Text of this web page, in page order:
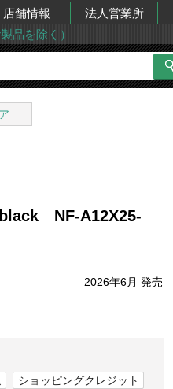
店舗情報 法人営業所
品を除く）
NF-A12X25-
2026年6月 発売
ショッピングクレジット